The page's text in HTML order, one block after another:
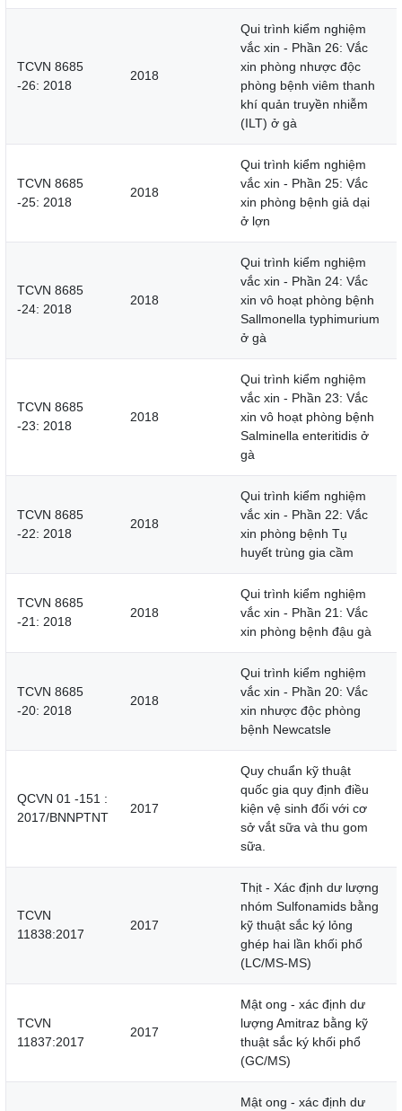
TCVN 8685
-26: 2018
2018
Qui trình kiểm nghiệm
vắc xin - Phần 26: Vắc
xin phòng nhược độc
phòng bệnh viêm thanh
khí quản truyền nhiễm
(ILT) ở gà
TCVN 8685
-25: 2018
2018
Qui trình kiểm nghiệm
vắc xin - Phần 25: Vắc
xin phòng bệnh giả dại
ở lợn
TCVN 8685
-24: 2018
2018
Qui trình kiểm nghiệm
vắc xin - Phần 24: Vắc
xin vô hoạt phòng bệnh
Sallmonella typhimurium
ở gà
TCVN 8685
-23: 2018
2018
Qui trình kiểm nghiệm
vắc xin - Phần 23: Vắc
xin vô hoạt phòng bệnh
Salminella enteritidis ở
gà
TCVN 8685
-22: 2018
2018
Qui trình kiểm nghiệm
vắc xin - Phần 22: Vắc
xin phòng bệnh Tụ
huyết trùng gia cầm
TCVN 8685
-21: 2018
2018
Qui trình kiểm nghiệm
vắc xin - Phần 21: Vắc
xin phòng bệnh đậu gà
TCVN 8685
-20: 2018
2018
Qui trình kiểm nghiệm
vắc xin - Phần 20: Vắc
xin nhược độc phòng
bệnh Newcatsle
QCVN 01 -151 :
2017/BNNPTNT
2017
Quy chuẩn kỹ thuật
quốc gia quy định điều
kiện vệ sinh đối với cơ
sở vắt sữa và thu gom
sữa.
TCVN
11838:2017
2017
Thịt - Xác định dư lượng
nhóm Sulfonamids bằng
kỹ thuật sắc ký lỏng
ghép hai lần khối phổ
(LC/MS-MS)
TCVN
11837:2017
2017
Mật ong - xác định dư
lượng Amitraz bằng kỹ
thuật sắc ký khối phổ
(GC/MS)
Mật ong - xác định dư